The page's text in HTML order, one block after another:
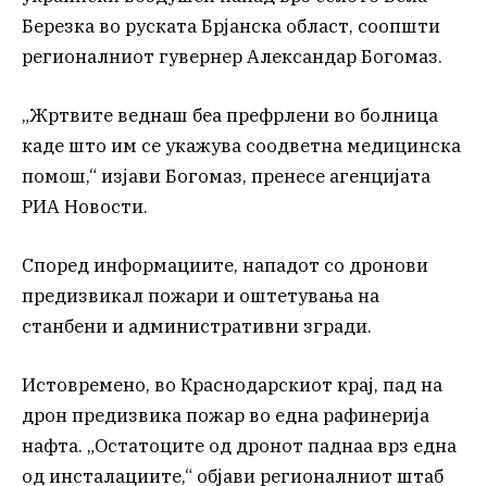
Березка во руската Брјанска област, соопшти
регионалниот гувернер Александар Богомаз.
„Жртвите веднаш беа префрлени во болница
каде што им се укажува соодветна медицинска
помош,“ изјави Богомаз, пренесе агенцијата
РИА Новости.
Според информациите, нападот со дронови
предизвикал пожари и оштетувања на
станбени и административни згради.
Истовремено, во Краснодарскиот крај, пад на
дрон предизвика пожар во една рафинерија
нафта. „Остатоците од дронот паднаа врз една
од инсталациите,“ објави регионалниот штаб